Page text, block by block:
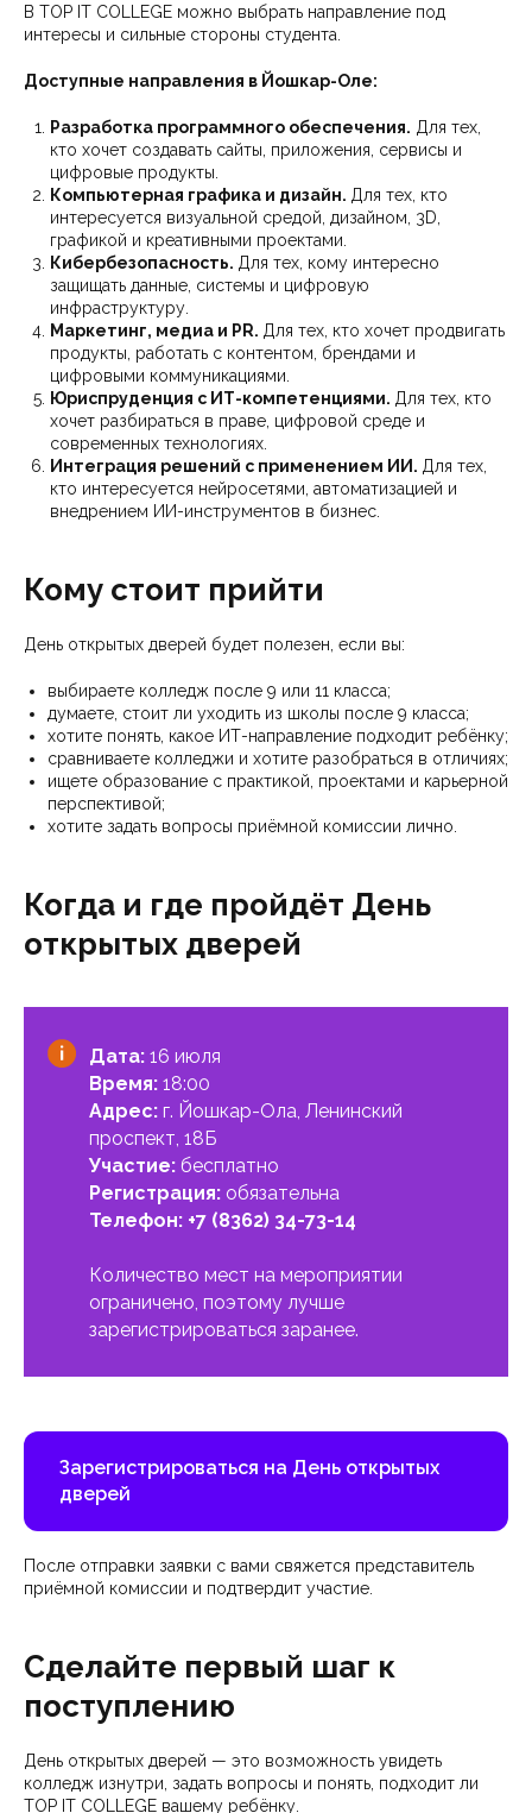
В TOP IT COLLEGE можно выбрать направление под
интересы и сильные стороны студента.
Доступные направления в Йошкар-Оле:
Разработка программного обеспечения. Для тех,
кто хочет создавать сайты, приложения, сервисы и
цифровые продукты.
Компьютерная графика и дизайн. Для тех, кто
интересуется визуальной средой, дизайном, 3D,
графикой и креативными проектами.
Кибербезопасность. Для тех, кому интересно
защищать данные, системы и цифровую
инфраструктуру.
Маркетинг, медиа и PR. Для тех, кто хочет продвигать
продукты, работать с контентом, брендами и
цифровыми коммуникациями.
Юриспруденция с ИТ-компетенциями. Для тех, кто
хочет разбираться в праве, цифровой среде и
современных технологиях.
Интеграция решений с применением ИИ. Для тех,
кто интересуется нейросетями, автоматизацией и
внедрением ИИ-инструментов в бизнес.
Кому стоит прийти
День открытых дверей будет полезен, если вы:
выбираете колледж после 9 или 11 класса;
думаете, стоит ли уходить из школы после 9 класса;
хотите понять, какое ИТ-направление подходит ребёнку;
сравниваете колледжи и хотите разобраться в отличиях;
ищете образование с практикой, проектами и карьерной
перспективой;
хотите задать вопросы приёмной комиссии лично.
Когда и где пройдёт День
открытых дверей
Дата: 16 июля
Время: 18:00
Адрес: г. Йошкар-Ола, Ленинский
проспект, 18Б
Участие: бесплатно
Регистрация: обязательна
Телефон: +7 (8362) 34-73-14
Количество мест на мероприятии
ограничено, поэтому лучше
зарегистрироваться заранее.
Зарегистрироваться на День открытых
дверей
После отправки заявки с вами свяжется представитель
приёмной комиссии и подтвердит участие.
Сделайте первый шаг к
поступлению
День открытых дверей — это возможность увидеть
колледж изнутри, задать вопросы и понять, подходит ли
TOP IT COLLEGE вашему ребёнку.